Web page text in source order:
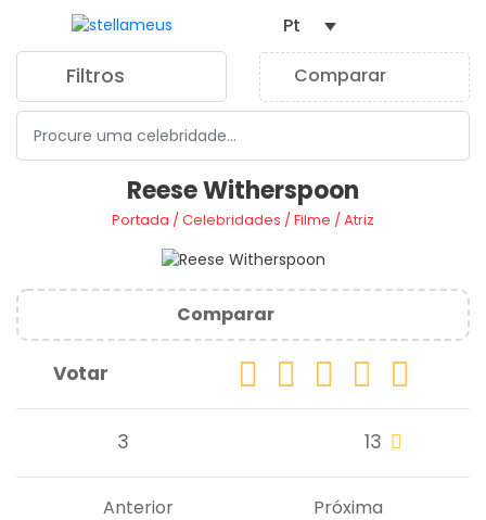
Filtros Comparar
Pt
Reese Witherspoon
Portada /Celebridades /Filme /Atriz
Comparar
Votar
3 13
Próxima
Anterior